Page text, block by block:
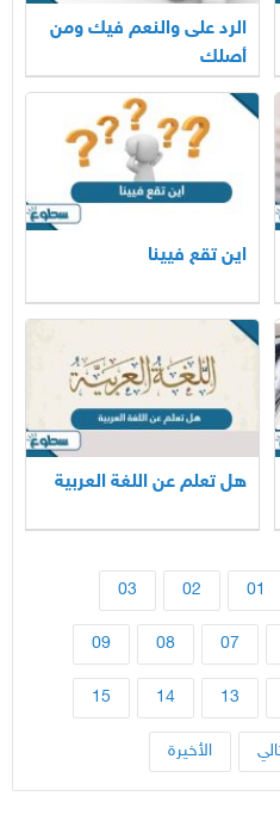
الرد على والنعم فيك ومن
أصلك
اين تقع فيينا
هل تعلم عن اللغة العربية
01
02
03
07
08
09
13
14
15
الأخيرة